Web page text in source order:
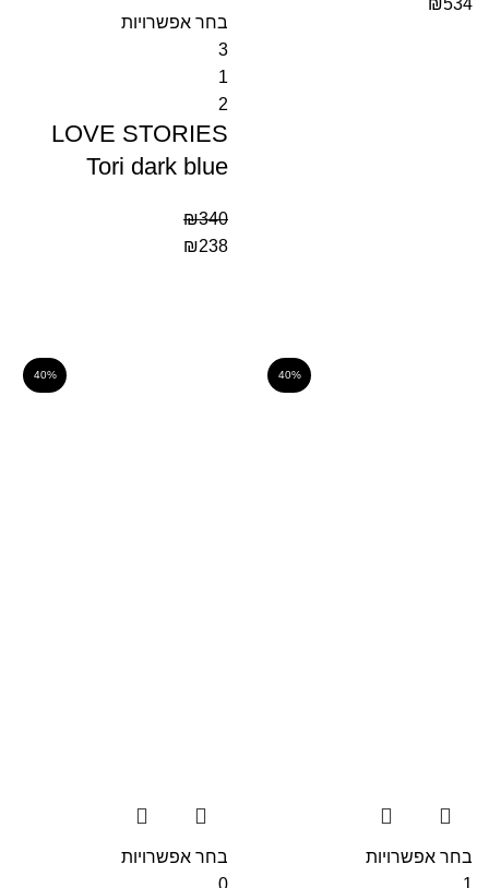
בחר אפשרויות
3
1
2
LOVE STORIES
Tori dark blue
₪340
₪238
40%
בחר אפשרויות
1
40%
בחר אפשרויות
0